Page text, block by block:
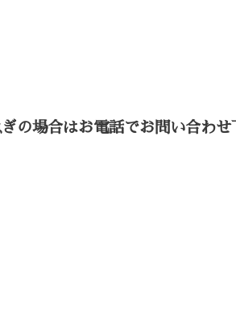
の場合はお電話でお問い合わせ